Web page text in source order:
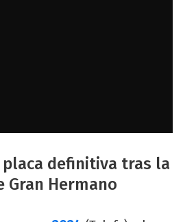
placa definitiva tras la
Gran Hermano